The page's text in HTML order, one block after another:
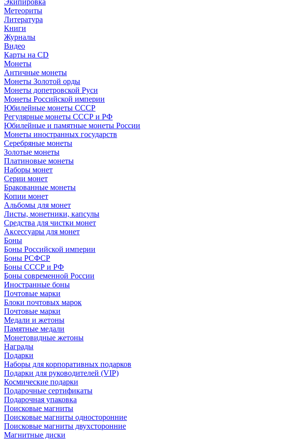
Экипировка
Метеориты
Литература
Книги
Журналы
Видео
Карты на CD
Монеты
Античные монеты
Монеты Золотой орды
Монеты допетровской Руси
Монеты Российской империи
Юбилейные монеты СССР
Регулярные монеты СССР и РФ
Юбилейные и памятные монеты России
Монеты иностранных государств
Серебряные монеты
Золотые монеты
Платиновые монеты
Наборы монет
Серии монет
Бракованные монеты
Копии монет
Альбомы для монет
Листы, монетники, капсулы
Средства для чистки монет
Аксессуары для монет
Боны
Боны Российской империи
Боны РСФСР
Боны СССР и РФ
Боны современной России
Иностранные боны
Почтовые марки
Блоки почтовых марок
Почтовые марки
Медали и жетоны
Памятные медали
Монетовидные жетоны
Награды
Подарки
Наборы для корпоративных подарков
Подарки для руководителей (VIP)
Космические подарки
Подарочные сертификаты
Подарочная упаковка
Поисковые магниты
Поисковые магниты односторонние
Поисковые магниты двухсторонние
Магнитные диски